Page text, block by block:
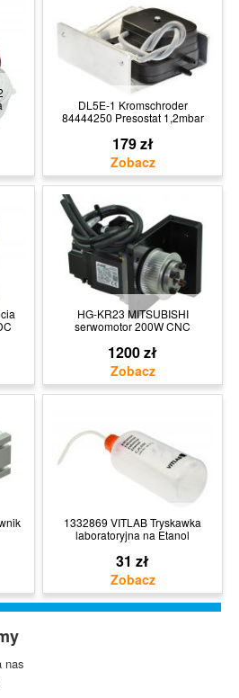
DL5E-1 Kromschroder
84444250 Presostat 1,2mbar
179 zł
HG-KR23 MITSUBISHI
serwomotor 200W CNC
1200 zł
1332869 VITLAB Tryskawka
laboratoryjna na Etanol
31 zł
nas